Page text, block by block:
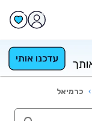
› כרמיאל